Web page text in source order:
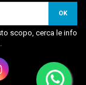
scopo, cerca le info